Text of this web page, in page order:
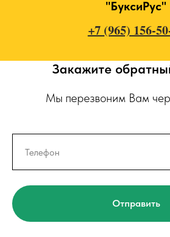
"БуксиРус"
+7 (965) 156-
Закажите
Мы перезвоним Вам
Отправить